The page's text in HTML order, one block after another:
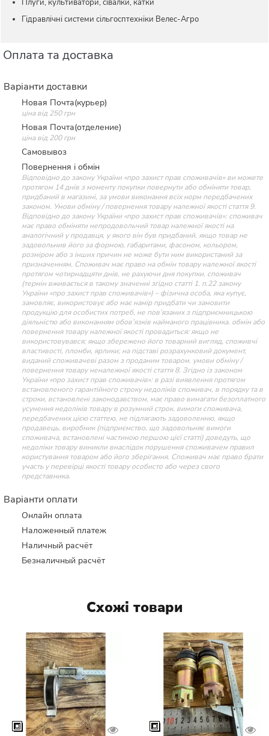
Гідравлічні системи сільгосптехніки Велес-Агро
Оплата та доставка
Варіанти доставки
Новая Почта(курьер)
ціна від 250 грн
Новая Почта(отделение)
ціна від 200 грн
Самовывоз
Повернення і обмін
Відповідно до закону України «про захист прав споживачів» ви можете
протягом 14 днів з моменту покупки повернути або обміняти товар,
придбаний в магазині, за умови виконання всіх норм передбачених
законом. Умови обміну / повернення товару належної якості стаття 9.
Відповідно до закону України «про захист прав споживачів»: споживач
має право обміняти непродовольчий товар належної якості на
аналогічний у продавця, у якого він був придбаний, якщо товар не
задовольнив його за формою, габаритами, фасоном, кольором,
розміром або з інших причин не може бути ним використаний за
призначенням. Споживач має право на обмін товару належної якості
протягом чотирнадцяти днів, не рахуючи дня покупки. споживач
(термін вживається в такому значенні згідно статті 1. п.22 закону
України «про захист прав споживачів») – фізична особа, яка купує,
замовляє, використовує або має намір придбати чи замовити
продукцію для особистих потреб, не пов’язаних з підприємницькою
діяльністю або виконанням обов’язків найманого працівника. обмін або
повернення товару належної якості провадиться: якщо не
використовувався; якщо збережено його товарний вигляд, споживчі
властивості, пломби, ярлики; на підставі розрахунковий документ,
виданий споживачеві разом з проданим товаром. умови обміну /
повернення товару неналежної якості стаття 8. Згідно із законом
України «про захист прав споживачів»: в разі виявлення протягом
встановленого гарантійного строку недоліків споживач, в порядку та в
строки, встановлені законодавством, має право вимагати безоплатного
усунення недоліків товару в розумний строк. вимоги споживача,
передбачених цією статтею, не підлягають задоволенню, якщо
продавець, виробник (підприємство, що задовольняє вимоги
споживача, встановлені частиною першою цієї статті) доведуть, що
недоліки товару виникли внаслідок порушення споживачем правил
користування товаром або його зберігання. Споживач має право брати
участь у перевірці якості товару особисто або через свого
представника.
Варіанти оплати
Онлайн оплата
Наложенный платеж
Наличный расчёт
Безналичный расчёт
Схожі товари